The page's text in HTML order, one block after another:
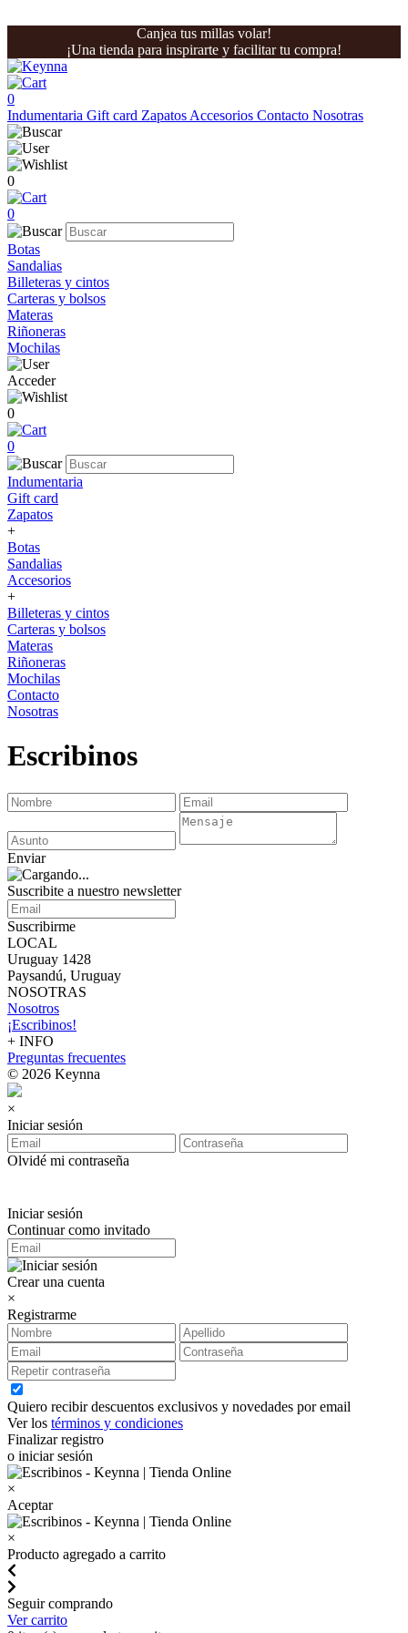
Canjea tus millas volar!
¡Una tienda para inspirarte y facilitar tu compra!
0
Indumentaria Gift card Zapatos Accesorios Contacto Nosotras
0
0
Botas
Sandalias
Billeteras y cintos
Carteras y bolsos
Materas
Riñoneras
Mochilas
Acceder
0
0
Indumentaria
Gift card
Zapatos
+
Botas
Sandalias
Accesorios
+
Billeteras y cintos
Carteras y bolsos
Materas
Riñoneras
Mochilas
Contacto
Nosotras
Escribinos
Enviar
Suscribite a nuestro newsletter
Suscribirme
LOCAL
Uruguay 1428
Paysandú, Uruguay
NOSOTRAS
Nosotros
¡Escribinos!
+ INFO
Preguntas frecuentes
© 2026 Keynna
×
Iniciar sesión
Olvidé mi contraseña
Iniciar sesión
Continuar como invitado
Crear una cuenta
×
Registrarme
Quiero recibir descuentos exclusivos y novedades por email
Ver los términos y condiciones
Finalizar registro
o iniciar sesión
×
Aceptar
×
Producto agregado a carrito
Seguir comprando
Ver carrito